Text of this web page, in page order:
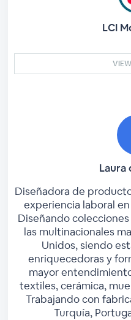
LCI
Laura
Diseñadora de
experiencia laboral
Diseñando
las multinacionales
Unidos, siendo
enriquecedoras y
mayor
textiles, cerámica,
Trabajando con
Turquía,